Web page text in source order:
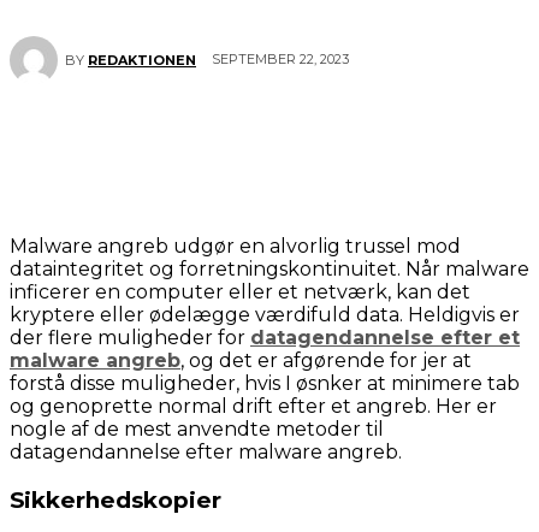
BY REDAKTIONEN SEPTEMBER 22, 2023
Malware angreb udgør en alvorlig trussel mod
dataintegritet og forretningskontinuitet. Når malware
inficerer en computer eller et netværk, kan det
kryptere eller ødelægge værdifuld data. Heldigvis er
der flere muligheder for datagendannelse efter et
malware angreb, og det er afgørende for jer at
forstå disse muligheder, hvis I øsnker at minimere tab
og genoprette normal drift efter et angreb. Her er
nogle af de mest anvendte metoder til
datagendannelse efter malware angreb.
Sikkerhedskopier